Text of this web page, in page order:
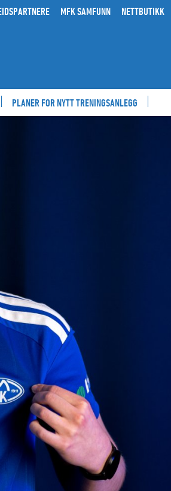
MFK SAMFUNN NETTBUTIKK
PLANER FOR NYTT TRENINGSANLEGG